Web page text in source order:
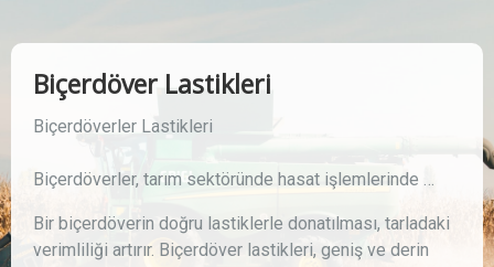
Biçerdöver Lastikleri
Biçerdöverler Lastikleri
Biçerdöverler, tarım sektöründe hasat işlemlerinde
performansını ve verimliliğini etkileyen önemli
unsurlardan biri de biçerdöver lastikleridir. Biçerdöver
Bir biçerdöverin doğru lastiklerle donatılması, tarladaki
verimliliği artırır. Biçerdöver lastikleri, geniş ve derin